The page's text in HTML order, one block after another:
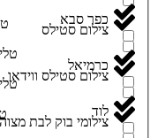
צילום סטילס
צילום סטילס ווידאו
צילומי בוק לבת מצוה
כפר סבא
כרמיאל
לוד